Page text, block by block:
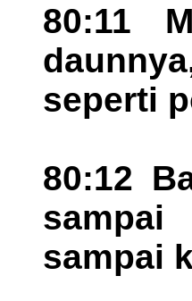
80:11
seperti
80:12
sampai